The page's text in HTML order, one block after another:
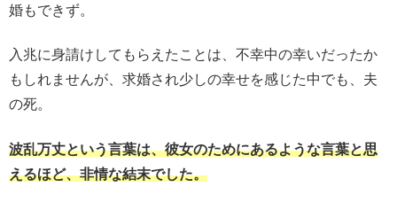
婚もできず。
入兆に身請けしてもらえたことは、不幸中の幸いだったか
もしれませんが、求婚され少しの幸せを感じた中でも、夫
の死。
波乱万丈という言葉は、彼女のためにあるような言葉と思
えるほど、非情な結末でした。